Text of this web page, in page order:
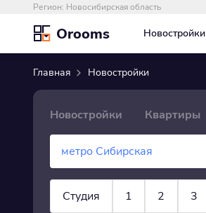
Регион: Новосибирская область
Orooms Новостройки
Главная Новостройки
Новостройки Квартиры
Студия 1 2 3